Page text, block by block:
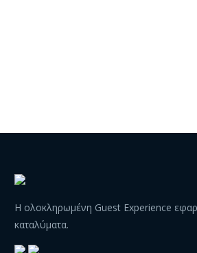
Η ολοκληρωμένη Guest Experience
καταλύματα.